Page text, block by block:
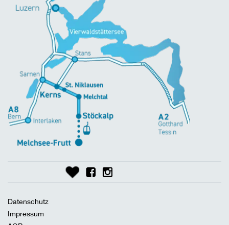
Datenschutz
Impressum